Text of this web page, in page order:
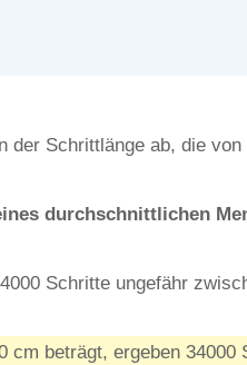
Schrittlänge ab, die
durchschnittlichen
Schritte ungefähr
cm beträgt, ergeben 34000